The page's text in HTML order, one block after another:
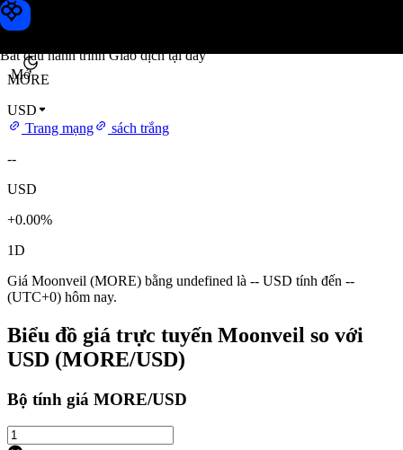
Bắt đầu hành trình Giao dịch tại đây
Mở
Giá Moonveil
MORE
USD
Trang mạng
sách trắng
--
USD
+0.00%
1D
Giá Moonveil (MORE) bằng undefined là -- USD tính đến --
(UTC+0) hôm nay.
Biểu đồ giá trực tuyến Moonveil so với
USD (MORE/USD)
Bộ tính giá MORE/USD